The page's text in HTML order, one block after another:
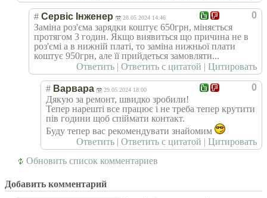
0
# Сервіс Інженер 28.05.2024 14:46
Заміна роз'єма зарядки коштує 650грн, міняється
протягом 3 годин. Якщо виявиться що причина не в
роз'ємі а в нижній платі, то заміна нижньої плати
коштує 950грн, але її прийдеться замовляти...
Ответить | Ответить с цитатой | Цитировать
0
# Варвара 29.05.2024 18:00
Дякую за ремонт, швидко зробили!
Тепер нарешті все працює і не треба тепер крутити
пів години щоб спіймати контакт.
Буду тепер вас рекомендувати знайомим
Ответить | Ответить с цитатой | Цитировать
Обновить список комментариев
Добавить комментарий